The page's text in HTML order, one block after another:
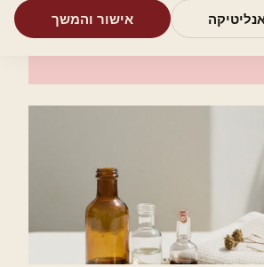
ד"ר אורי ארד
אישור והמשך